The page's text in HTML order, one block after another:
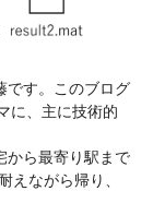
です。このブログ
に、主に技術的
から最寄り駅まで
えながら帰り、